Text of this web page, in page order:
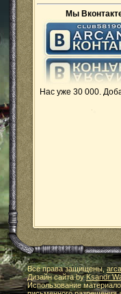
Мы
Нас уже 30 000.
Все права защищены,
Дизайн сайта byKsandr
Использование